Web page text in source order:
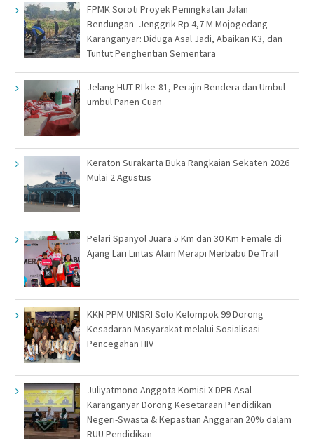
FPMK Soroti Proyek Peningkatan Jalan
Bendungan–Jenggrik Rp 4,7 M Mojogedang
Karanganyar: Diduga Asal Jadi, Abaikan K3, dan
Tuntut Penghentian Sementara
Jelang HUT RI ke-81, Perajin Bendera dan Umbul-
umbul Panen Cuan
Keraton Surakarta Buka Rangkaian Sekaten 2026
Mulai 2 Agustus
Pelari Spanyol Juara 5 Km dan 30 Km Female di
Ajang Lari Lintas Alam Merapi Merbabu De Trail
KKN PPM UNISRI Solo Kelompok 99 Dorong
Kesadaran Masyarakat melalui Sosialisasi
Pencegahan HIV
Juliyatmono Anggota Komisi X DPR Asal
Karanganyar Dorong Kesetaraan Pendidikan
Negeri-Swasta & Kepastian Anggaran 20% dalam
RUU Pendidikan